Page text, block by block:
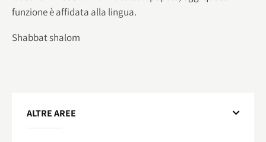
funzione è affidata alla lingua.
Shabbat shalom
ALTRE AREE